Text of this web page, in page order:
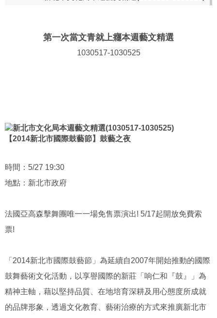
第一次當文青就上癮本週藝文精選
1030517-1030525
【2014新北市國際鼓藝節】鼓藝之夜
時間：5/27 19:30
地點：新北市政府
法國亞高森擊舞團唯一一場免售票演出! 5/17起開放免費索
票!
「2014新北市國際鼓藝節」為延續自2007年開始推動的國際
鼓舞藝術文化活動，以享譽國際的新莊「响仁和『鼓』」為
精神主軸，藉以堅持品質、在地培育深耕及用心態度所成就
的品牌形象，透過文化教育、藝術治療的方式來推廣新北市